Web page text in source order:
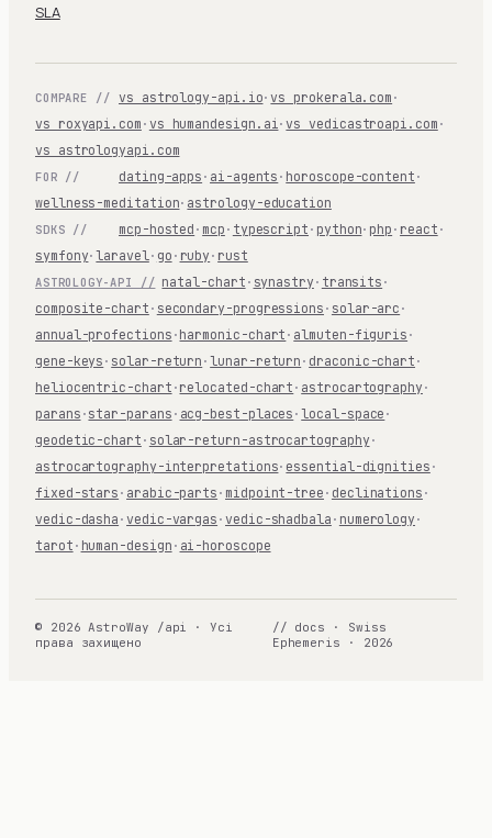
SLA
COMPARE // vs astrology-api.io·vs prokerala.com ·
vs roxyapi.com · vs humandesign.ai ·vs vedicastroapi.com ·
vs astrologyapi.com
FOR // dating-apps · ai-agents · horoscope-content ·
wellness-meditation· astrology-education
SDKS // mcp-hosted · mcp · typescript · python· php · react ·
symfony·laravel · go · ruby · rust
ASTROLOGY-API // natal-chart · synastry · transits ·
composite-chart · secondary-progressions · solar-arc ·
annual-profections · harmonic-chart · almuten-figuris ·
gene-keys · solar-return ·lunar-return · draconic-chart ·
heliocentric-chart · relocated-chart · astrocartography ·
parans · star-parans · acg-best-places ·local-space ·
geodetic-chart · solar-return-astrocartography ·
astrocartography-interpretations· essential-dignities ·
fixed-stars · arabic-parts · midpoint-tree · declinations ·
vedic-dasha ·vedic-vargas ·vedic-shadbala · numerology ·
tarot · human-design · ai-horoscope
© 2026 AstroWay /api · Усі
права захищено
// docs · Swiss
Ephemeris · 2026